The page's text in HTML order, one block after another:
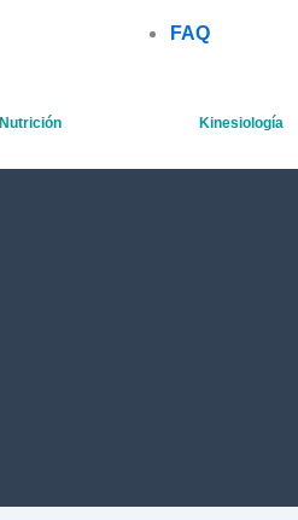
FAQ
Nutrición Kinesiología